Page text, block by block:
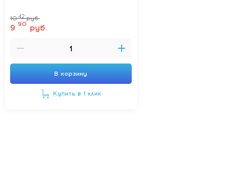
1042 руб.
9 90 руб.
В корзину
Купить в 1 клик